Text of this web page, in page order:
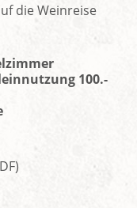
die Weinreise
100.-